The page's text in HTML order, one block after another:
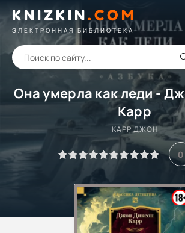
KNIZKIN. COM
ЭЛЕКТРОННАЯ БИБЛИОТЕКА
Она умерла как леди -
Карр
КАРР ДЖОН
0